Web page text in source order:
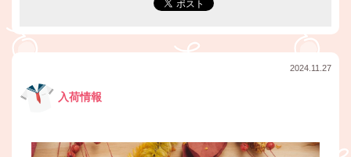
2024.11.27
入荷情報